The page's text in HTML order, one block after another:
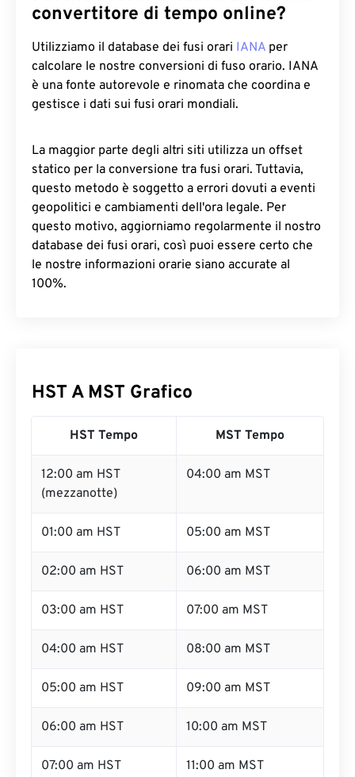
convertitore di tempo online?
Utilizziamo il database dei fusi orari IANA per
calcolare le nostre conversioni di fuso orario. IANA
è una fonte autorevole e rinomata che coordina e
gestisce i dati sui fusi orari mondiali.
La maggior parte degli altri siti utilizza un offset
statico per la conversione tra fusi orari. Tuttavia,
questo metodo è soggetto a errori dovuti a eventi
geopolitici e cambiamenti dell'ora legale. Per
questo motivo, aggiorniamo regolarmente il nostro
database dei fusi orari, così puoi essere certo che
le nostre informazioni orarie siano accurate al
100%.
HST A MST Grafico
HST Tempo MST Tempo
12:00 am HST
(mezzanotte)
04:00 am MST
01:00 am HST 05:00 am MST
02:00 am HST 06:00 am MST
03:00 am HST 07:00 am MST
04:00 am HST 08:00 am MST
05:00 am HST 09:00 am MST
06:00 am HST 10:00 am MST
07:00 am HST 11:00 am MST